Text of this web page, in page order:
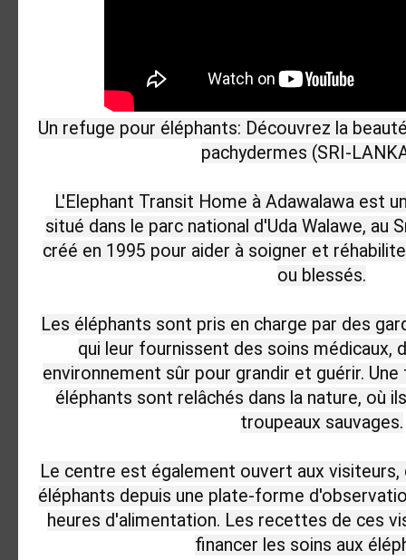
Un refuge pour éléphants: Découvrez la
pachydermes (SRI-
L'Elephant Transit Home à Adawalawa est
situé dans le parc national d'Uda Walawe, au
créé en 1995 pour aider à soigner et
ou blessés.
Les éléphants sont pris en charge par des
qui leur fournissent des soins médicaux,
environnement sûr pour grandir et guérir.
éléphants sont relâchés dans la nature, où
troupeaux sauvages.
Le centre est également ouvert aux
éléphants depuis une plate-forme
heures d'alimentation. Les recettes de ces
financer les soins aux